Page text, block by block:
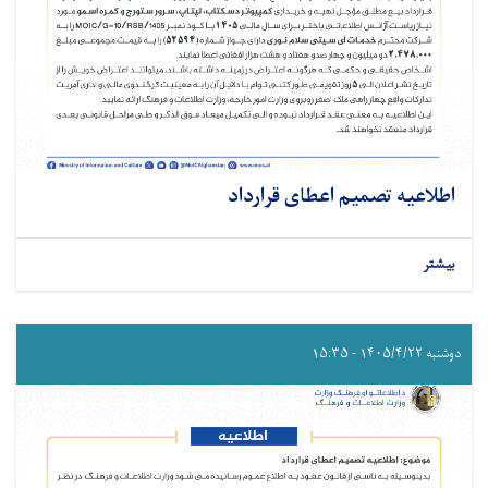
اطلاعیه تصمیم اعطای قرارداد
بیشتر
دوشنبه ۱۴۰۵/۴/۲۲ - ۱۵:۳۵